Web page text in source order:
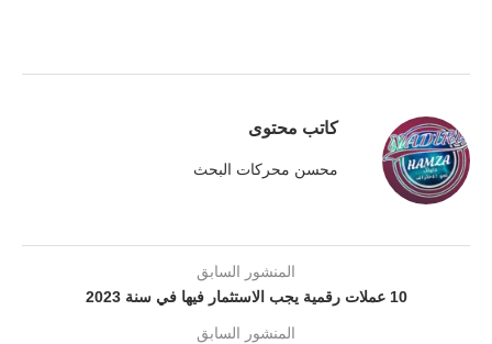
كاتب محتوى
محسن محركات البحث
المنشور السابق
10 عملات رقمية يجب الاستثمار فيها في سنة 2023
المنشور السابق